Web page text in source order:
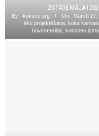
IZSTĀDE MĀJA I
By: koksne.org On: March 27,
ēku projektēšana koka
būvmateriāls koksnes